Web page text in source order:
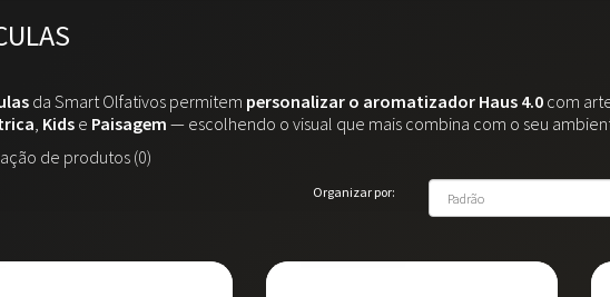
da Smart Olfativos permitem personalizar o aromatizador Haus 4.0com
, Kidse Paisagem — escolhendo o visual que mais combina com o seu
de produtos (0)
Organizar por: